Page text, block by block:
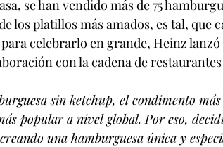
se han vendido más de 75
los platillos más amados, es tal, que
celebrarlo en grande, Heinz
con la cadena de restaurantes
sin ketchup, el condimento
popular a nivel global. Por eso,
una hamburguesa única y